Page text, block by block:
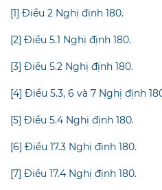
[1] Điều 2 Nghị định 180.
[2] Điều 5.1 Nghị định 180.
[3] Điều 5.2 Nghị định 180.
[4] Điều 5.3, 6 và 7 Nghị định
[5] Điều 5.4 Nghị định 180.
[6] Điều 17.3 Nghị định 180.
[7] Điều 17.4 Nghị định 180.